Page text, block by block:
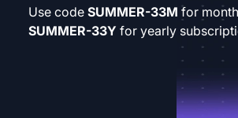
Use code SUMMER-33M for
SUMMER-33Y for yearly